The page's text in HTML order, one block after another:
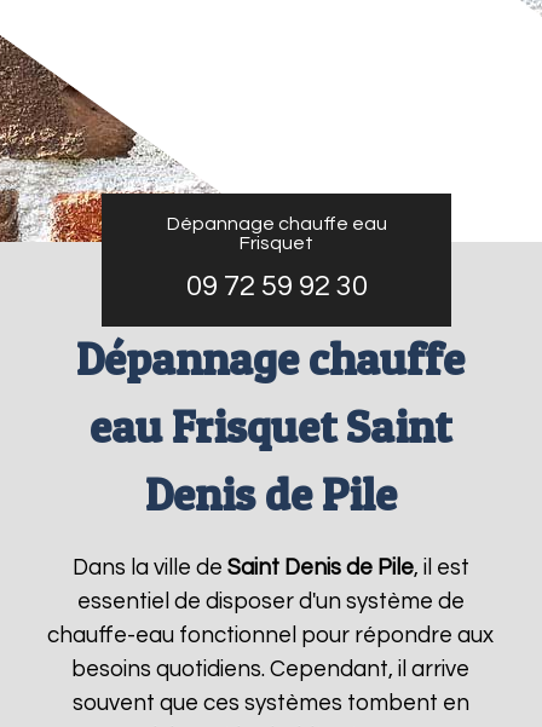
Dépannage chauffe eau
Frisquet
09 72 59 92 30
Dépannage chauffe
eau Frisquet Saint
Denis de Pile
Dans la ville de Saint Denis de Pile, il est
essentiel de disposer d'un système de
chauffe-eau fonctionnel pour répondre aux
besoins quotidiens. Cependant, il arrive
souvent que ces systèmes tombent en